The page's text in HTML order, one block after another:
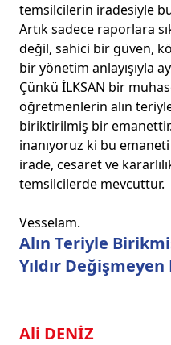
Alın Teriyle
Yıldır Değişmeyen
Ali DENİZ
temsilcilerin iradesiyle
Artık sadece raporlara
değil, sahici bir güven,
bir yönetim anlayışıyla
Çünkü İLKSAN bir
öğretmenlerin alın
biriktirilmiş bir
inanıyoruz ki bu
irade, cesaret ve
temsilcilerde mevcuttur.
Vesselam.